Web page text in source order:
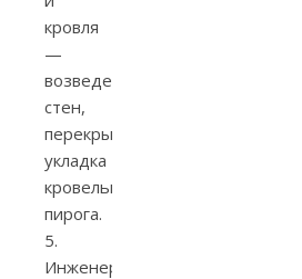
кровля
—
возведение
стен,
перекрытий,
укладка
кровельного
пирога.
5.
Инженерные